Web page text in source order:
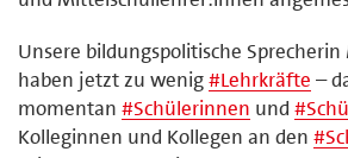
Unsere bildungspolitische
haben jetzt zu wenig#Lehrkräfte –
momentan #Schülerinnen und #
Kolleginnen und Kollegen an den #